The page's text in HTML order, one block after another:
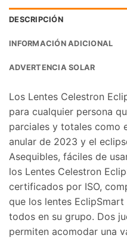
DESCRIPCIÓN
INFORMACIÓN ADICIONAL
ADVERTENCIA SOLAR
Los Lentes Celestron
para cualquier persona
parciales y totales como
anular de 2023 y el
Asequibles, fáciles de
los Lentes Celestron
certificados por ISO,
que los lentes
todos en su grupo. Dos
permiten acomodar una